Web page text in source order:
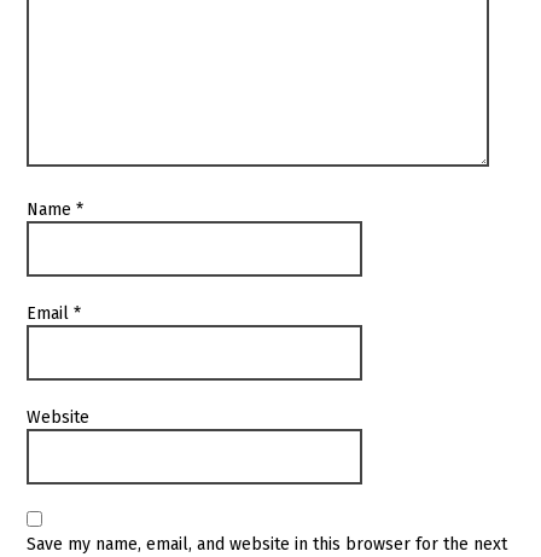
Name*
Email*
Website
Save my name, email, and website in this browser for the next